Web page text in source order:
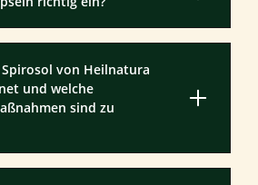
von Heilnatura
und welche
sind zu